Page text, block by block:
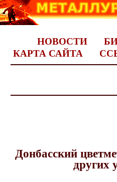
НОВОСТИ
КАРТА САЙТА
Донбасский
других